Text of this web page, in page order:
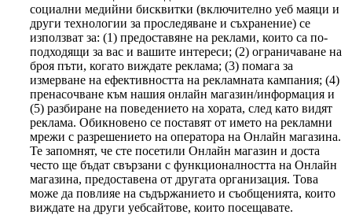
социални медийни бисквитки (включително уеб маяци и
други технологии за проследяване и съхранение) се
използват за: (1) предоставяне на реклами, които са по-
подходящи за вас и вашите интереси; (2) ограничаване на
броя пъти, когато виждате реклама; (3) помага за
измерване на ефективността на рекламната кампания; (4)
пренасочване към нашия онлайн магазин/информация и
(5) разбиране на поведението на хората, след като видят
реклама. Обикновено се поставят от името на рекламни
мрежи с разрешението на оператора на Онлайн магазина.
Те запомнят, че сте посетили Онлайн магазин и доста
често ще бъдат свързани с функционалността на Онлайн
магазина, предоставена от другата организация. Това
може да повлияе на съдържанието и съобщенията, които
виждате на други уебсайтове, които посещавате.